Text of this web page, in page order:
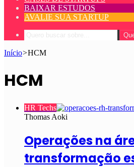
BAIXAR ESTUDOS
AVALIE SUA STARTUP
Início>HCM
HCM
HR Techs
Thomas Aoki
Operações na
transformação